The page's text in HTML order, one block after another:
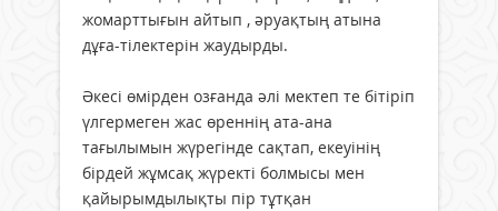
жомарттығын айтып , әруақтың атына
дұға-тілектерін жаудырды.
Әкесі өмірден озғанда әлі мектеп те бітіріп
үлгермеген жас өреннің ата-ана
тағылымын жүрегінде сақтап, екеуінің
бірдей жұмсақ жүректі болмысы мен
қайырымдылықты пір тұтқан